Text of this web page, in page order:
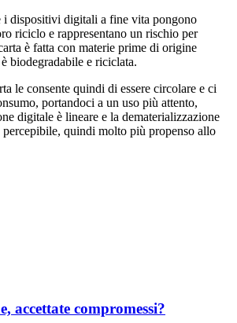
i dispositivi digitali a fine vita pongono
riciclo e rappresentano un rischio per
è fatta con materie prime di origine
biodegradabile e riciclata.
le consente quindi di essere circolare e ci
portandoci a un uso più attento,
digitale è lineare e la dematerializzazione
quindi molto più propenso allo